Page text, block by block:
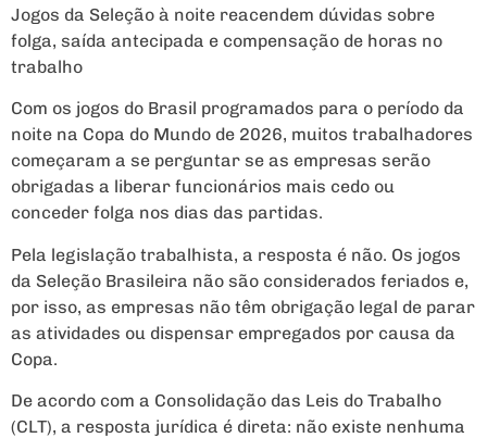
Jogos da Seleção à noite reacendem dúvidas sobre
folga, saída antecipada e compensação de horas no
trabalho
Com os jogos do Brasil programados para o período da
noite na Copa do Mundo de 2026, muitos trabalhadores
começaram a se perguntar se as empresas serão
obrigadas a liberar funcionários mais cedo ou
conceder folga nos dias das partidas.
Pela legislação trabalhista, a resposta é não. Os jogos
da Seleção Brasileira não são considerados feriados e,
por isso, as empresas não têm obrigação legal de parar
as atividades ou dispensar empregados por causa da
Copa.
De acordo com a Consolidação das Leis do Trabalho
(CLT), a resposta jurídica é direta: não existe nenhuma